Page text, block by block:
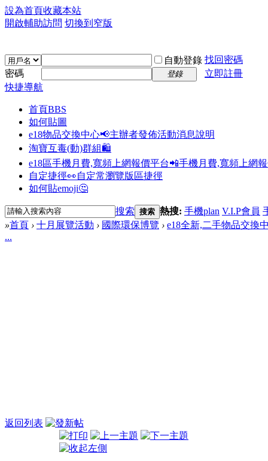
設為首頁收藏本站
開啟輔助訪問 切換到窄版
自動登錄 找回密碼
密碼
登錄
立即註冊
快捷導航
首頁BBS
如何貼圖
e18物品交換中心📢主辦者發佈活動消息說明
淘寶互毒(動)群組🛍️
e18區手機月費,寬頻上網報價平台📲手機月費,寬頻上網
自定捷徑👀自定常瀏覽版區捷徑
如何貼emoji🤔
搜索 搜索 熱搜: 手機plan V.I.P會員
»首頁 › 十月展覽活動 › 國際環保博覽 › e18全新,二手物品交換
...
返回列表